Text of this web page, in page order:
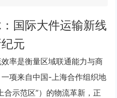
国际大件运输新线
元
率是衡量区域联通能力与商
项来自中国-上海合作组织地
合示范区”）的物流革新，正